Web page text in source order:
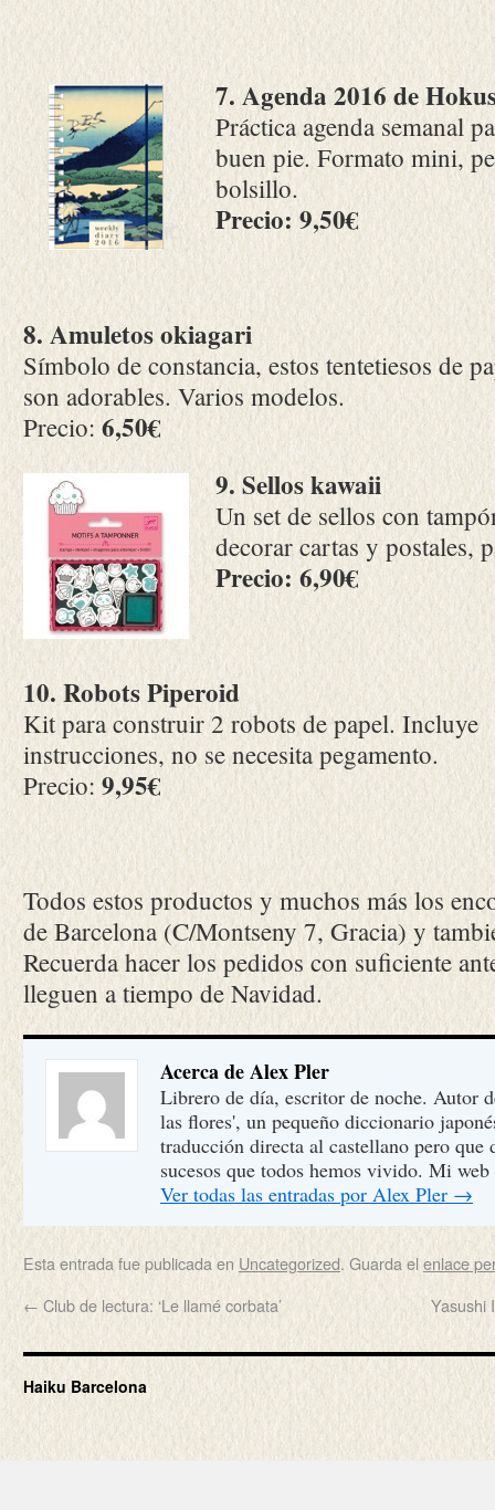
7. Agenda 2016 de
Práctica agenda semanal
buen pie. Formato mini,
bolsillo.
Precio: 9,50€
8. Amuletos okiagari
Símbolo de constancia, estos tentetiesos de
son adorables. Varios modelos.
Precio: 6,50€
9. Sellos kawaii
Un set de sellos con
decorar cartas y
Precio: 6,90€
10. Robots Piperoid
Kit para construir 2 robots de papel. Incluye
instrucciones, no se necesita pegamento.
Precio: 9,95€
Todos estos productos y muchos más los
de Barcelona (C/Montseny 7, Gracia) y
Recuerda hacer los pedidos con suficiente
lleguen a tiempo de Navidad.
Acerca de Alex Pler
Librero de día, escritor de noche. Autor
las flores', un pequeño diccionario
traducción directa al castellano pero que
sucesos que todos hemos vivido. Mi
Ver todas las entradas por Alex Pler →
Esta entrada fue publicada en Uncategorized. Guarda el enlace
← Club de lectura: ‘Le llamé corbata’ Yasushi
Haiku Barcelona